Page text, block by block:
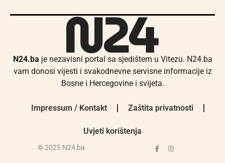
N24.ba je nezavisni portal sa sjedištem u Vitezu. N24.ba
vam donosi vijesti i svakodnevne servisne informacije iz
Bosne i Hercegovine i svijeta.
Impressum / Kontakt Zaštita privatnosti
Uvjeti korištenja
© 2025 N24.ba